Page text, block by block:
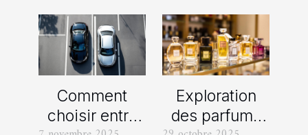
Comment
choisir entre
Exploration
des parfums